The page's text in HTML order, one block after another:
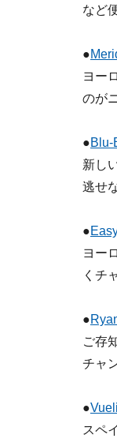
など
●
ヨー
のが
●Blu-
新し
逃せ
●
ヨー
くチ
●
ご存
チャ
●
スペ